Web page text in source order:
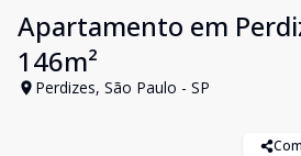
Apartamento em
146m²
Perdizes, São Paulo - SP